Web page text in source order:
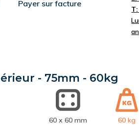
Payer sur facture
- 75mm - 60kg
60 x 60 mm 60 kg